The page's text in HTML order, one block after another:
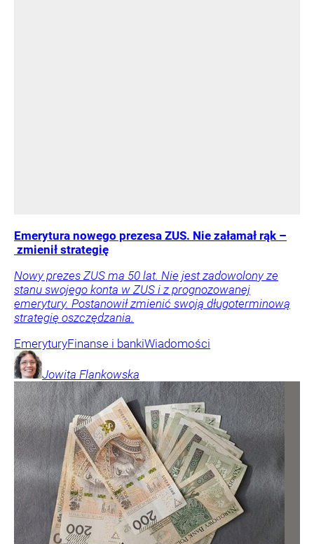
Emerytura nowego prezesa ZUS. Nie załamał rąk –
zmienił strategię
Nowy prezes ZUS ma 50 lat. Nie jest zadowolony ze
stanu swojego konta w ZUS i z prognozowanej
emerytury. Postanowił zmienić swoją długoterminową
strategię oszczędzania.
EmeryturyFinanse i bankiWiadomości
Jowita Flankowska